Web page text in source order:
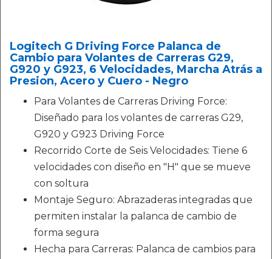
Logitech G Driving Force Palanca de
Cambio para Volantes de Carreras G29,
G920 y G923, 6 Velocidades, Marcha Atrás a
Presion, Acero y Cuero - Negro
Para Volantes de Carreras Driving Force:
Diseñado para los volantes de carreras G29,
G920 y G923 Driving Force
Recorrido Corte de Seis Velocidades: Tiene 6
velocidades con diseño en "H" que se mueve
con soltura
Montaje Seguro: Abrazaderas integradas que
permiten instalar la palanca de cambio de
forma segura
Hecha para Carreras: Palanca de cambios para